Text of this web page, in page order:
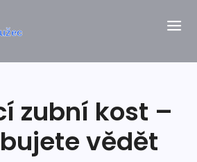
zubní kost –
vědět